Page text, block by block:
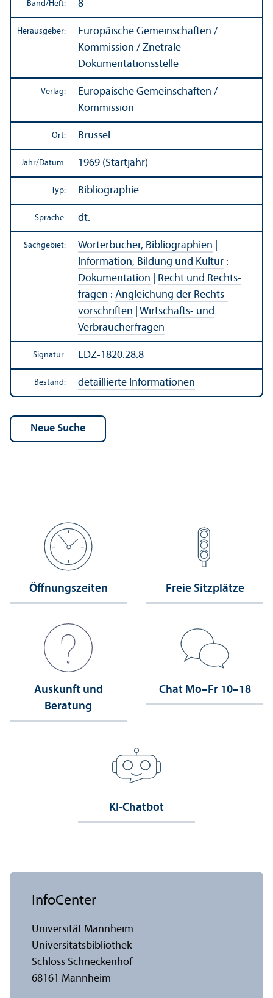
Band/Heft: 8
Herausgeber:
Europäische Gemeinschaften /
Kommission / Znetrale
Dokumentations­stelle
Verlag:
Europäische Gemeinschaften /
Kommission
Ort: Brüssel
Jahr/Datum: 1969 (Startjahr)
Typ: Bibliographie
Sprache: dt.
Sachgebiet: Wörterbücher, Bibliographien
Information, Bildung und Kultur :
Dokumentation
Recht und Rechts­
fragen : Angleich­ung der Rechts­
vorschriften
Wirtschafts- und
Verbraucherfragen
Signatur: EDZ-1820.28.8
Bestand: detaillierte Informationen
Öffnungs­zeiten Freie Sitzplätze
Auskunft und
Beratung
Chat Mo–Fr 10–18
KI-Chatbot
InfoCenter
Universität Mannheim
Universitäts­bibliothek
Schloss Schneckenhof
68161 Mannheim